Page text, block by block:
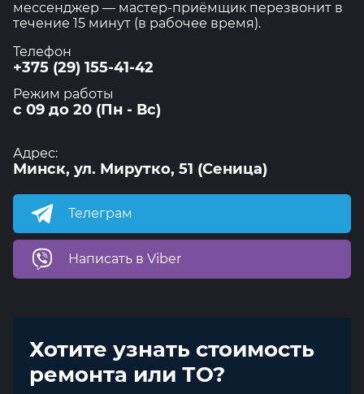
мессенджер — мастер-приёмщик перезвонит в
течение 15 минут (в рабочее время).
Телефон
+375 (29) 155-41-42
Режим работы
с 09 до 20 (Пн - Вс)
Адрес:
Минск, ул. Мирутко, 51 (Сеница)
Телеграм
Написать в Viber
Хотите узнать стоимость
ремонта или ТО?